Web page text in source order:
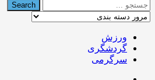
ورزش
گردشگری
سرگرمی